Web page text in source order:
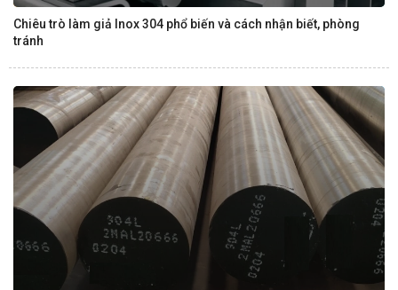
Chiêu trò làm giả Inox 304 phổ biến và cách nhận biết, phòng
tránh